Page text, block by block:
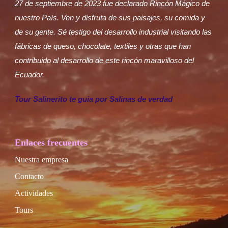
27 de septiembre de 2023 fue declarado Rincón Mágico de
nuestro País. Ven y disfruta de sus paisajes, su comida y
de su gente. Sé testigo del desarrollo industrial visitando las
fábricas de queso, chocolate, textiles y otras que han
contribuido al desarrollo de este rincón maravilloso del
Ecuador.
Tour Salinerito te guia por Salinas de verdad
Enlaces frecuentes
Nuestra empresa
Contacto
Actividades
Tours